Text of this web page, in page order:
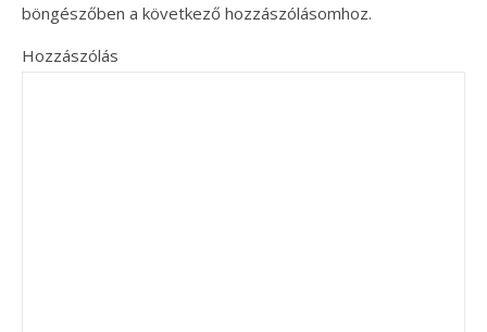
böngészőben a következő hozzászólásomhoz.
Hozzászólás